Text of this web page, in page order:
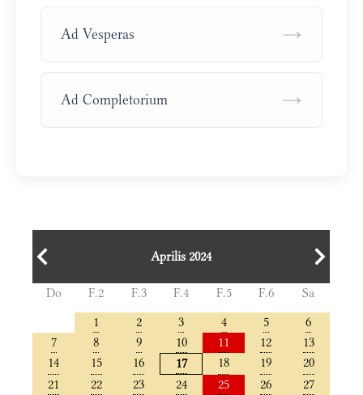
Ad Vesperas →
Ad Completorium →
Aprilis 2024
Do F.2 F.3 F.4 F.5 F.6
Sa
1
2 3 4 5
6
7
8 9 10 11 12
13
14
15 16 17 18 19
20
21
22 23 24 25 26
27